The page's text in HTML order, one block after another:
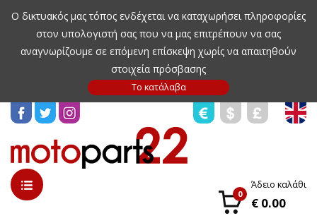
Ο δικτυακός μας τόπος ενδέχεται να καταχωρήσει πληροφορίες
στον υπολογιστή σας που να μας επιτρέπουν να σας
αναγνωρίζουμε σε επόμενη επίσκεψη χωρίς να απαιτηθούν
στοιχεία πρόσβασης
0
Άδειο καλάθι
€ 0.00